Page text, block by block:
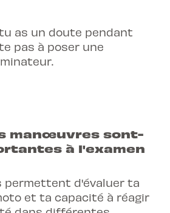
as un doute pendant
pas à poser une
manœuvres sont-
à l'examen
permettent d'évaluer ta
et ta capacité à réagir